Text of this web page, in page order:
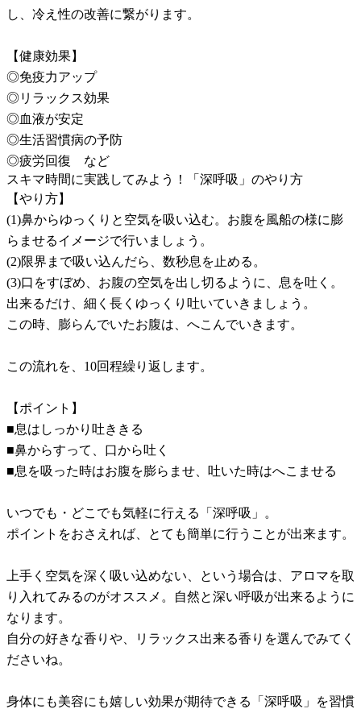
し、冷え性の改善に繋がります。
【健康効果】
◎免疫力アップ
◎リラックス効果
◎血液が安定
◎生活習慣病の予防
◎疲労回復 など
スキマ時間に実践してみよう！「深呼吸」のやり方
【やり方】
(1)鼻からゆっくりと空気を吸い込む。お腹を風船の様に膨
らませるイメージで行いましょう。
(2)限界まで吸い込んだら、数秒息を止める。
(3)口をすぼめ、お腹の空気を出し切るように、息を吐く。
出来るだけ、細く長くゆっくり吐いていきましょう。
この時、膨らんでいたお腹は、へこんでいきます。
この流れを、10回程繰り返します。
【ポイント】
■息はしっかり吐ききる
■鼻からすって、口から吐く
■息を吸った時はお腹を膨らませ、吐いた時はへこませる
いつでも・どこでも気軽に行える「深呼吸」。
ポイントをおさえれば、とても簡単に行うことが出来ます。
上手く空気を深く吸い込めない、という場合は、アロマを取
り入れてみるのがオススメ。自然と深い呼吸が出来るように
なります。
自分の好きな香りや、リラックス出来る香りを選んでみてく
ださいね。
身体にも美容にも嬉しい効果が期待できる「深呼吸」を習慣